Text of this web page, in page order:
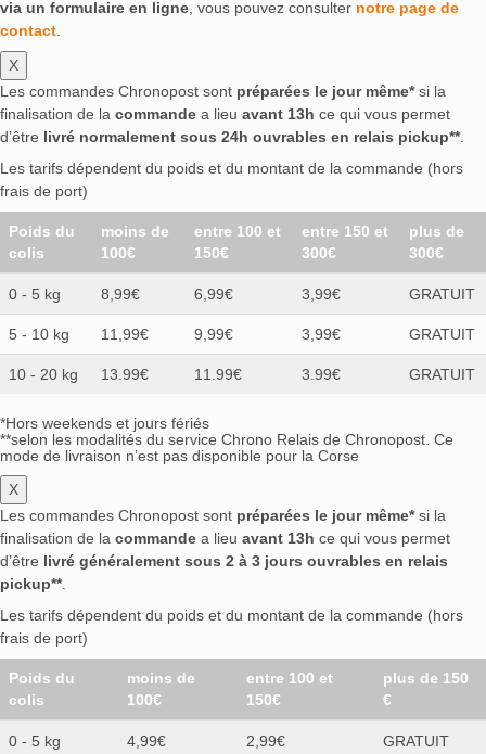
via un formulaire en ligne, vous pouvez consulter notre page de
contact.
X
Les commandes Chronopost sont préparées le jour même*si la
finalisation de la commande a lieu avant 13h ce qui vous permet
d’être livré normalement sous 24h ouvrables en relais pickup**.
Les tarifs dépendent du poids et du montant de la commande (hors
frais de port)
Poids du
colis
moins de
100€
entre 100 et
150€
entre 150 et
300€
plus de
300€
0 - 5 kg 8,99€ 6,99€ 3,99€ GRATUIT
5 - 10 kg 11,99€ 9,99€ 3,99€ GRATUIT
10 - 20 kg 13.99€ 11.99€ 3.99€ GRATUIT
*Hors weekends et jours fériés
**selon les modalités du service Chrono Relais de Chronopost. Ce
mode de livraison n’est pas disponible pour la Corse
X
Les commandes Chronopost sont préparées le jour même*si la
finalisation de la commande a lieu avant 13h ce qui vous permet
d’être livré généralement sous 2 à 3 jours ouvrables en relais
pickup**.
Les tarifs dépendent du poids et du montant de la commande (hors
frais de port)
Poids du
colis
moins de
100€
entre 100 et
150€
plus de 150
€
0 - 5 kg 4,99€ 2,99€ GRATUIT